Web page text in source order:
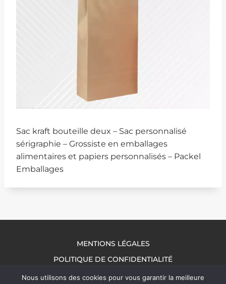
Sac kraft bouteille deux – Sac personnalisé
sérigraphie – Grossiste en emballages
alimentaires et papiers personnalisés – Packel
Emballages
MENTIONS LÉGALES
POLITIQUE DE CONFIDENTIALITÉ
NOUS CONTACTER
Nous utilisons des cookies pour vous garantir la meilleure